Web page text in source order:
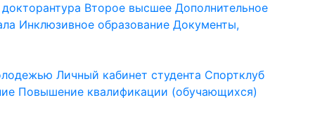
Второе высшее Дополнительное
Инклюзивное образование Документы,
Личный кабинет студента Спортклуб
Повышение квалификации (обучающихся)